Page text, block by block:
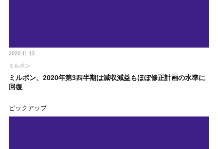
2020.11.13
ミルボン
ミルボン、2020年第3四半期は減収減益もほぼ修正計画の水準に
回復
ピックアップ